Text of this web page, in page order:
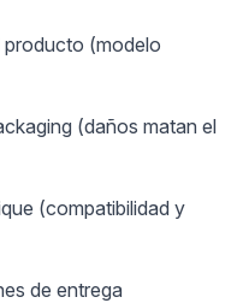
producto (modelo
(daños matan el
(compatibilidad y
de entrega